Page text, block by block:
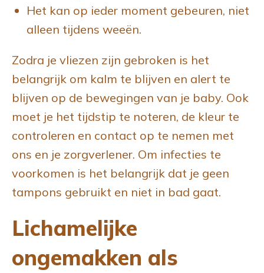
Het kan op ieder moment gebeuren, niet
alleen tijdens weeën.
Zodra je vliezen zijn gebroken is het
belangrijk om kalm te blijven en alert te
blijven op de bewegingen van je baby. Ook
moet je het tijdstip te noteren, de kleur te
controleren en contact op te nemen met
ons en je zorgverlener. Om infecties te
voorkomen is het belangrijk dat je geen
tampons gebruikt en niet in bad gaat.
Lichamelijke
ongemakken als